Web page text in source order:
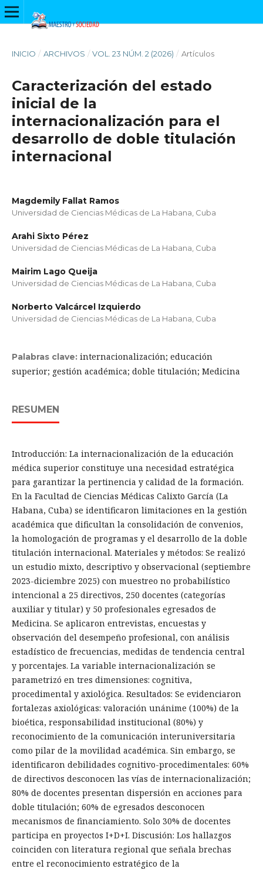
INICIO / ARCHIVOS / VOL. 23 NÚM. 2 (2026) / Artículos
Caracterización del estado
inicial de la
internacionalización para el
desarrollo de doble titulación
internacional
Magdemily Fallat Ramos
Universidad de Ciencias Médicas de La Habana, Cuba
Arahi Sixto Pérez
Universidad de Ciencias Médicas de La Habana, Cuba
Mairim Lago Queija
Universidad de Ciencias Médicas de La Habana, Cuba
Norberto Valcárcel Izquierdo
Universidad de Ciencias Médicas de La Habana, Cuba
Palabras clave: internacionalización; educación
superior; gestión académica; doble titulación; Medicina
RESUMEN
Introducción: La internacionalización de la educación
médica superior constituye una necesidad estratégica
para garantizar la pertinencia y calidad de la formación.
En la Facultad de Ciencias Médicas Calixto García (La
Habana, Cuba) se identificaron limitaciones en la gestión
académica que dificultan la consolidación de convenios,
la homologación de programas y el desarrollo de la doble
titulación internacional. Materiales y métodos: Se realizó
un estudio mixto, descriptivo y observacional (septiembre
2023-diciembre 2025) con muestreo no probabilístico
intencional a 25 directivos, 250 docentes (categorías
auxiliar y titular) y 50 profesionales egresados de
Medicina. Se aplicaron entrevistas, encuestas y
observación del desempeño profesional, con análisis
estadístico de frecuencias, medidas de tendencia central
y porcentajes. La variable internacionalización se
parametrizó en tres dimensiones: cognitiva,
procedimental y axiológica. Resultados: Se evidenciaron
fortalezas axiológicas: valoración unánime (100%) de la
bioética, responsabilidad institucional (80%) y
reconocimiento de la comunicación interuniversitaria
como pilar de la movilidad académica. Sin embargo, se
identificaron debilidades cognitivo-procedimentales: 60%
de directivos desconocen las vías de internacionalización;
80% de docentes presentan dispersión en acciones para
doble titulación; 60% de egresados desconocen
mecanismos de financiamiento. Solo 30% de docentes
participa en proyectos I+D+I. Discusión: Los hallazgos
coinciden con literatura regional que señala brechas
entre el reconocimiento estratégico de la